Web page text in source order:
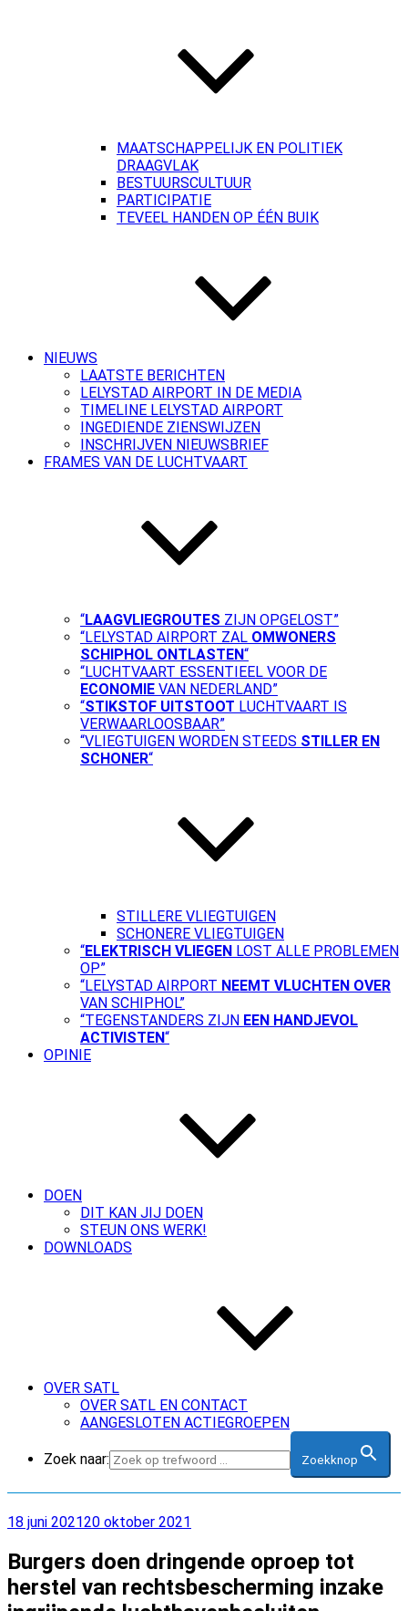
MAATSCHAPPELIJK EN POLITIEK
DRAAGVLAK
BESTUURSCULTUUR
PARTICIPATIE
TEVEEL HANDEN OP ÉÉN BUIK
NIEUWS
LAATSTE BERICHTEN
LELYSTAD AIRPORT IN DE MEDIA
TIMELINE LELYSTAD AIRPORT
INGEDIENDE ZIENSWIJZEN
INSCHRIJVEN NIEUWSBRIEF
FRAMES VAN DE LUCHTVAART
“LAAGVLIEGROUTES ZIJN OPGELOST”
“LELYSTAD AIRPORT ZAL OMWONERS
SCHIPHOL ONTLASTEN“
“LUCHTVAART ESSENTIEEL VOOR DE
ECONOMIE VAN NEDERLAND”
“STIKSTOF UITSTOOT LUCHTVAART IS
VERWAARLOOSBAAR”
“VLIEGTUIGEN WORDEN STEEDS STILLER EN
SCHONER“
STILLERE VLIEGTUIGEN
SCHONERE VLIEGTUIGEN
“ELEKTRISCH VLIEGEN LOST ALLE PROBLEMEN
OP”
“LELYSTAD AIRPORT NEEMT VLUCHTEN OVER
VAN SCHIPHOL”
“TEGENSTANDERS ZIJN EEN HANDJEVOL
ACTIVISTEN“
OPINIE
DOEN
DIT KAN JIJ DOEN
STEUN ONS WERK!
DOWNLOADS
OVER SATL
OVER SATL EN CONTACT
AANGESLOTEN ACTIEGROEPEN
Zoek naar: Zoekknop
Geplaatst
18 juni 202120 oktober 2021
Burgers doen dringende oproep tot
herstel van rechtsbescherming inzake